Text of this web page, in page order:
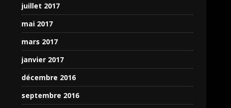
juillet 2017
mai 2017
mars 2017
janvier 2017
décembre 2016
septembre 2016